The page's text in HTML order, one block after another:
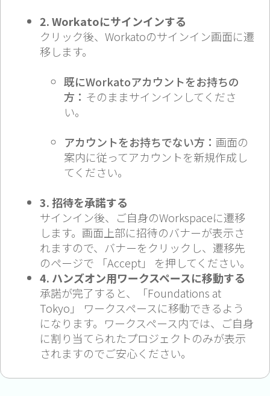
2. Workatoにサインインする
クリック後、Workatoのサインイン画面に遷
移します。
既にWorkatoアカウントをお持ちの
方： そのままサインインしてくださ
い。
アカウントをお持ちでない方： 画面の
案内に従ってアカウントを新規作成し
てください。
3. 招待を承諾する
サインイン後、ご自身のWorkspaceに遷移
します。画面上部に招待のバナーが表示さ
れますので、バナーをクリックし、遷移先
のページで 「Accept」 を押してください。
4. ハンズオン用ワークスペースに移動する
承諾が完了すると、「Foundations at
Tokyo」 ワークスペースに移動できるよう
になります。ワークスペース内では、ご自身
に割り当てられたプロジェクトのみが表示
されますのでご安心ください。